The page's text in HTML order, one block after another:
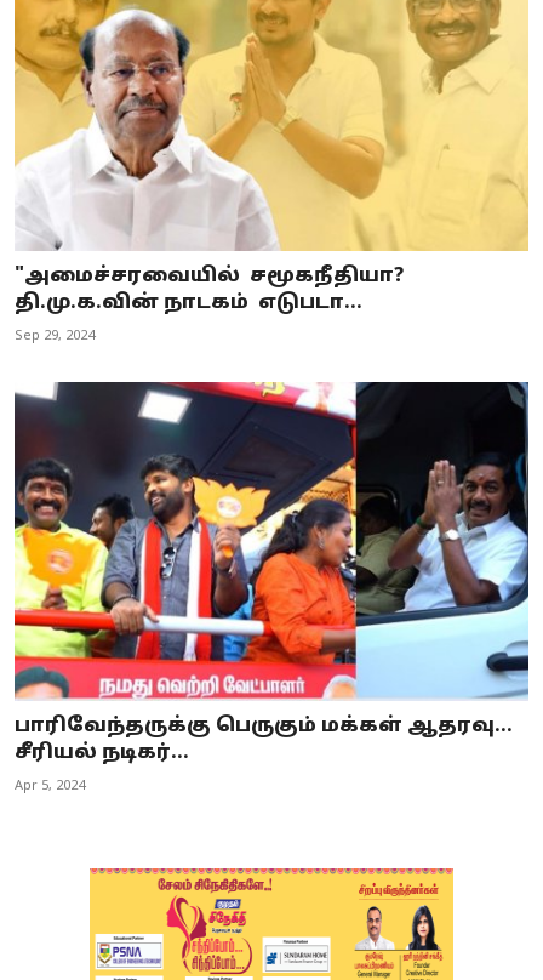
"அமைச்சரவையில் சமூகநீதியா?
தி.மு.க.வின் நாடகம் எடுபடா...
Sep 29, 2024
பாரிவேந்தருக்கு பெருகும் மக்கள் ஆதரவு...
சீரியல் நடிகர்...
Apr 5, 2024